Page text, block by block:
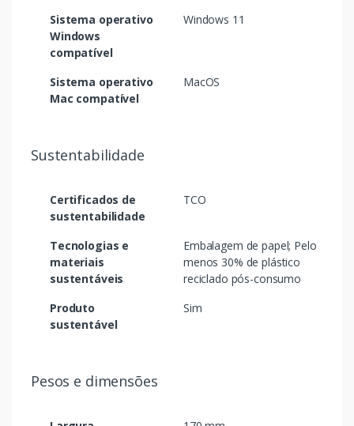
Sistema operativo
Windows
compatível
Windows 11
Sistema operativo
Mac compatível
MacOS
Sustentabilidade
Certificados de
sustentabilidade
TCO
Tecnologias e
materiais
sustentáveis
Embalagem de papel; Pelo
menos 30% de plástico
reciclado pós-consumo
Produto
sustentável
Sim
Pesos e dimensões